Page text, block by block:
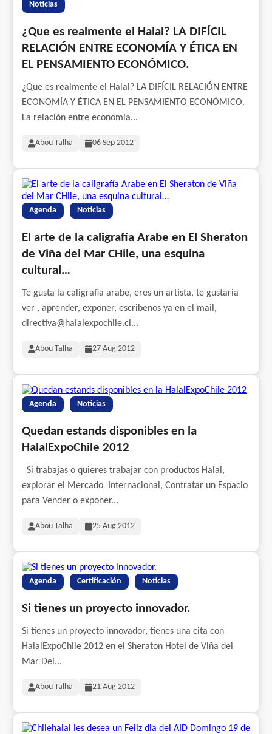
Noticias
¿Que es realmente el Halal? LA DIFÍCIL
RELACIÓN ENTRE ECONOMÍA Y ÉTICA EN
EL PENSAMIENTO ECONÓMICO.
¿Que es realmente el Halal? LA DIFÍCIL RELACIÓN ENTRE
ECONOMÍA Y ÉTICA EN EL PENSAMIENTO ECONÓMICO.
La relación entre economía...
Abou Talha 06 Sep 2012
Agenda Noticias
El arte de la caligrafía Arabe en El Sheraton
de Viña del Mar CHile, una esquina
cultural…
Te gusta la caligrafia arabe, eres un artista, te gustaria
ver , aprender, exponer, escribenos ya en el mail,
directiva@halalexpochile.cl...
Abou Talha 27 Aug 2012
Agenda Noticias
Quedan estands disponibles en la
HalalExpoChile 2012
Si trabajas o quieres trabajar con productos Halal,
explorar el Mercado Internacional, Contratar un Espacio
para Vender o exponer...
Abou Talha 25 Aug 2012
Agenda Certificación Noticias
Si tienes un proyecto innovador.
Si tienes un proyecto innovador, tienes una cita con
HalalExpoChile 2012 en el Sheraton Hotel de Viña del
Mar Del...
Abou Talha 21 Aug 2012